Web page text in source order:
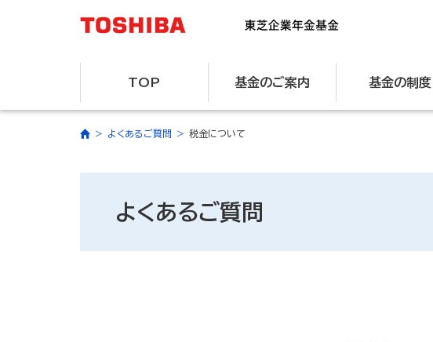
TOP 基金のご案内 基金の制度
よくあるご質問 税金について
よくあるご質問